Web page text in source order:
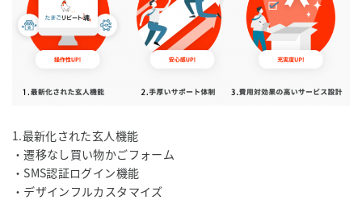
1.最新化された玄人機能
・遷移なし買い物かごフォーム
・SMS認証ログイン機能
・デザインフルカスタマイズ